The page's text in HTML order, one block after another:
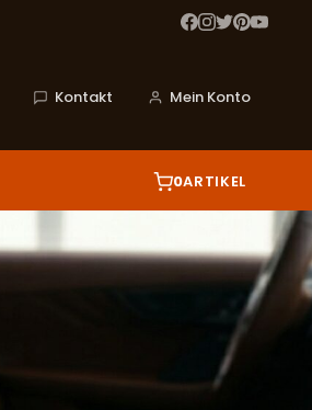
Kontakt Mein Konto
0ARTIKEL